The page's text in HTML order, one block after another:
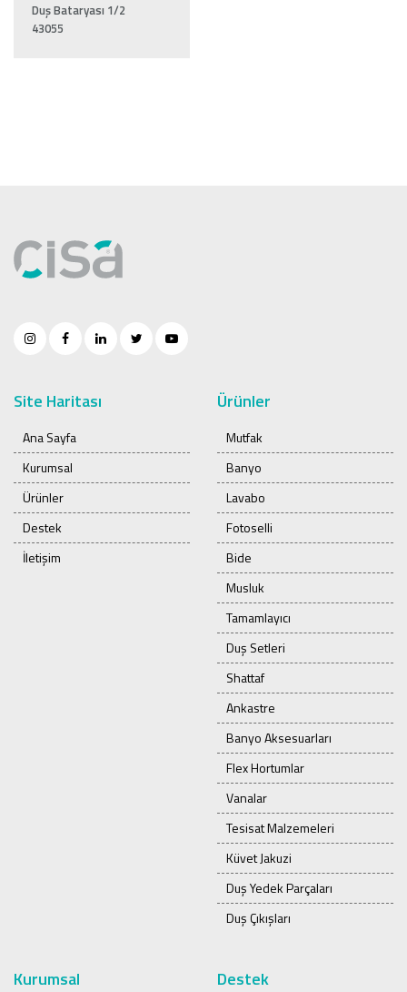
Duş Bataryası 1/2
43055
Site Haritası
Ana Sayfa
Kurumsal
Ürünler
Destek
İletişim
Ürünler
Mutfak
Banyo
Lavabo
Fotoselli
Bide
Musluk
Tamamlayıcı
Duş Setleri
Shattaf
Ankastre
Banyo Aksesuarları
Flex Hortumlar
Vanalar
Tesisat Malzemeleri
Küvet Jakuzi
Duş Yedek Parçaları
Duş Çıkışları
Kurumsal Destek